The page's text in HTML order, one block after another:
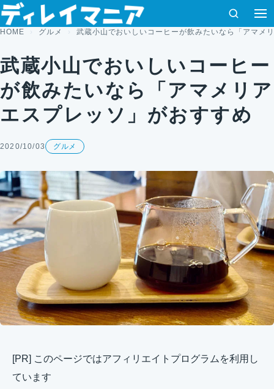
コンテンツへスキップ
検索
HOME グルメ 武蔵小山でおいしいコーヒーが飲みたいなら「アマメ
武蔵小山でおいしいコーヒー
が飲みたいなら「アマメリア
エスプレッソ」がおすすめ
2020/10/03 グルメ
[PR] このページではアフィリエイトプログラムを利用し
ています